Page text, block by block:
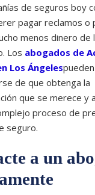
de seguros boy
pagar reclamos o
menos dinero de
Los abogados de
Los Ángeles
de que obtenga la
que se merece y
proceso de
seguro.
a un